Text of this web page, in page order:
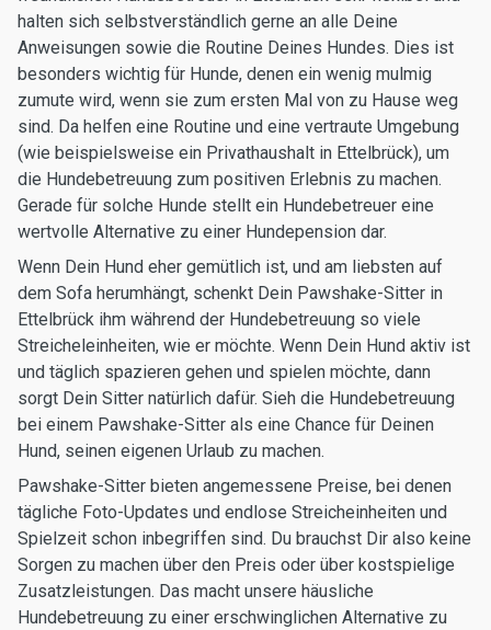
halten sich selbstverständlich gerne an alle Deine
Anweisungen sowie die Routine Deines Hundes. Dies ist
besonders wichtig für Hunde, denen ein wenig mulmig
zumute wird, wenn sie zum ersten Mal von zu Hause weg
sind. Da helfen eine Routine und eine vertraute Umgebung
(wie beispielsweise ein Privathaushalt in Ettelbrück), um
die Hundebetreuung zum positiven Erlebnis zu machen.
Gerade für solche Hunde stellt ein Hundebetreuer eine
wertvolle Alternative zu einer Hundepension dar.
Wenn Dein Hund eher gemütlich ist, und am liebsten auf
dem Sofa herumhängt, schenkt Dein Pawshake-Sitter in
Ettelbrück ihm während der Hundebetreuung so viele
Streicheleinheiten, wie er möchte. Wenn Dein Hund aktiv ist
und täglich spazieren gehen und spielen möchte, dann
sorgt Dein Sitter natürlich dafür. Sieh die Hundebetreuung
bei einem Pawshake-Sitter als eine Chance für Deinen
Hund, seinen eigenen Urlaub zu machen.
Pawshake-Sitter bieten angemessene Preise, bei denen
tägliche Foto-Updates und endlose Streicheinheiten und
Spielzeit schon inbegriffen sind. Du brauchst Dir also keine
Sorgen zu machen über den Preis oder über kostspielige
Zusatzleistungen. Das macht unsere häusliche
Hundebetreuung zu einer erschwinglichen Alternative zu